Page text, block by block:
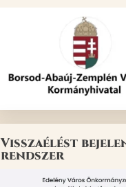
Visszaélést
rendszer